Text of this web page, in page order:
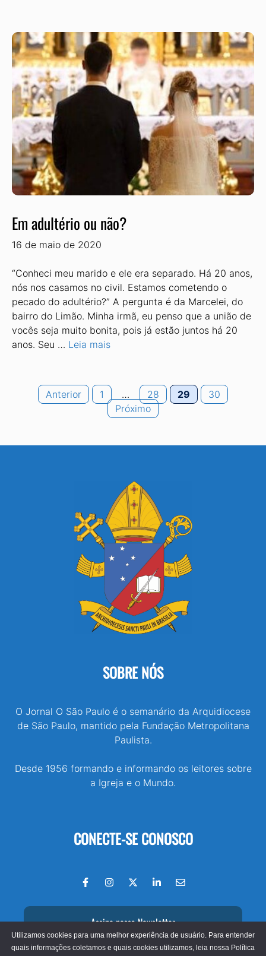
Em adultério ou não?
16 de maio de 2020
“Conheci meu marido e ele era separado. Há 20 anos,
nós nos casamos no civil. Estamos cometendo o
pecado do adultério?” A pergunta é da Marcelei, do
bairro do Limão. Minha irmã, eu penso que a união de
vocês seja muito bonita, pois já estão juntos há 20
anos. Seu … Leia mais
Anterior Page
1 … Page
28 Page
29 Page
30
Próximo
SOBRE NÓS
O Jornal O São Paulo é o semanário da Arquidiocese
de São Paulo, mantido pela Fundação Metropolitana
Paulista.
Desde 1956 formando e informando os leitores sobre
a Igreja e o Mundo.
CONECTE-SE CONOSCO
Assine nossa Newsletter
Utilizamos cookies para uma melhor experiência de usuário. Para entender
quais informações coletamos e quais cookies utilizamos, leia nossa Política